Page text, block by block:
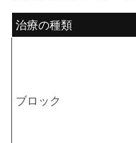
治療の種類
ブロック